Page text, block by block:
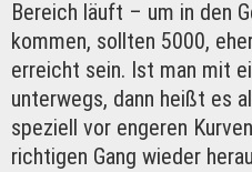
Bereich läuft – um in den
kommen, sollten 5000,
erreicht sein. Ist man mit
unterwegs, dann heißt es
speziell vor engeren
richtigen Gang wieder